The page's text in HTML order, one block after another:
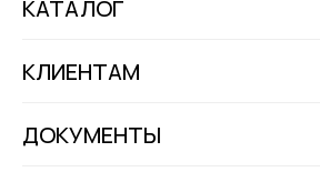
КАТАЛОГ
КЛИЕНТАМ
ДОКУМЕНТЫ